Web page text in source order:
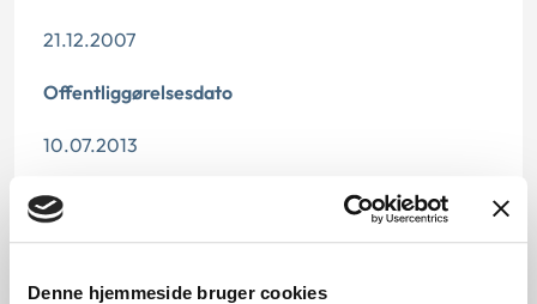
Denne hjemmeside bruger cookies
21.12.2007
Offentliggørelsesdato
10.07.2013
Paragraf
§ 2 § 25